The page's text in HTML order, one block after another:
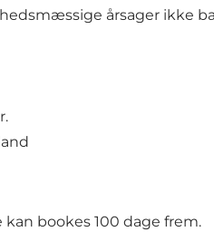
årsager ikke
bookes 100 dage frem.